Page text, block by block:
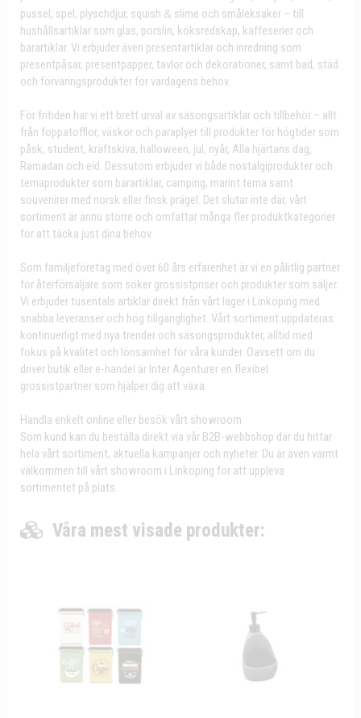
pussel, spel, plyschdjur, squish & slime och småleksaker – till
hushållsartiklar som glas, porslin, köksredskap, kaffeserier och
barartiklar. Vi erbjuder även presentartiklar och inredning som
presentpåsar, presentpapper, tavlor och dekorationer, samt bad, städ
och förvaringsprodukter för vardagens behov.
För fritiden har vi ett brett urval av säsongsartiklar och tillbehör – allt
från foppatofflor, väskor och paraplyer till produkter för högtider som
påsk, student, kräftskiva, halloween, jul, nyår, Alla hjärtans dag,
Ramadan och eid. Dessutom erbjuder vi både nostalgiprodukter och
temaprodukter som barartiklar, camping, marint tema samt
souvenirer med norsk eller finsk prägel. Det slutar inte där, vårt
sortiment är ännu större och omfattar många fler produktkategorier
för att täcka just dina behov.
Som familjeföretag med över 60 års erfarenhet är vi en pålitlig partner
för återförsäljare som söker grossistpriser och produkter som säljer.
Vi erbjuder tusentals artiklar direkt från vårt lager i Linköping med
snabba leveranser och hög tillgänglighet. Vårt sortiment uppdateras
kontinuerligt med nya trender och säsongsprodukter, alltid med
fokus på kvalitet och lönsamhet för våra kunder. Oavsett om du
driver butik eller e-handel är Inter Agenturer en flexibel
grossistpartner som hjälper dig att växa.
Handla enkelt online eller besök vårt showroom
Som kund kan du beställa direkt via vår B2B-webbshop där du hittar
hela vårt sortiment, aktuella kampanjer och nyheter. Du är även varmt
välkommen till vårt showroom i Linköping för att uppleva
sortimentet på plats.
Våra mest visade produkter: